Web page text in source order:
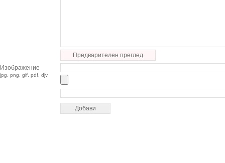
Предварителен преглед
Изображение
jpg, png, gif, pdf, djv